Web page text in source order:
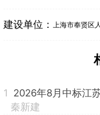
建设单位： 上海市奉贤区
1 2026年8月中标江
秦新建